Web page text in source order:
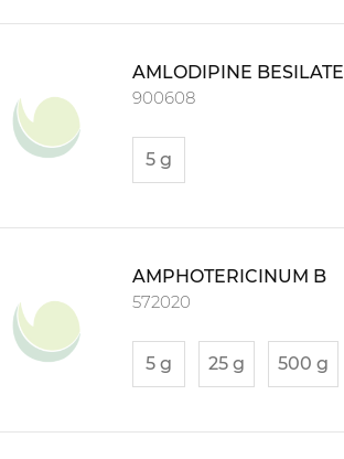
AMLODIPINE BESILATE
900608
5 g
AMPHOTERICINUM B
572020
5 g 25 g 500 g